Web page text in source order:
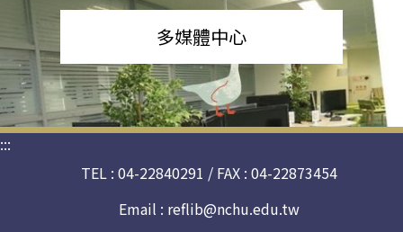
多媒體中心
:::
TEL : 04-22840291 / FAX : 04-22873454
Email : reflib@nchu.edu.tw